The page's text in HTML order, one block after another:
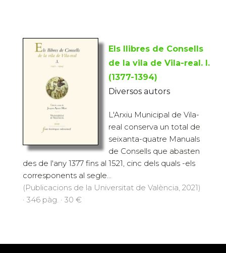
Els llibres de Consells
de la vila de Vila-real. I.
(1377-1394)
Diversos autors
L'Arxiu Municipal de Vila-
real conserva un total de
seixanta-quatre Manuals
de Consells que abasten
des de l'any 1377 fins al 1521, cinc dels quals -els
corresponents al segle...
(Publicacions de la Universitat de València, 2021)
· 346 pàg. · 30 €